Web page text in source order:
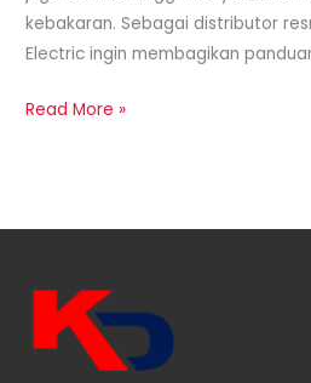
kebakaran. Sebagai distributor
Electric ingin membagikan
Read More »